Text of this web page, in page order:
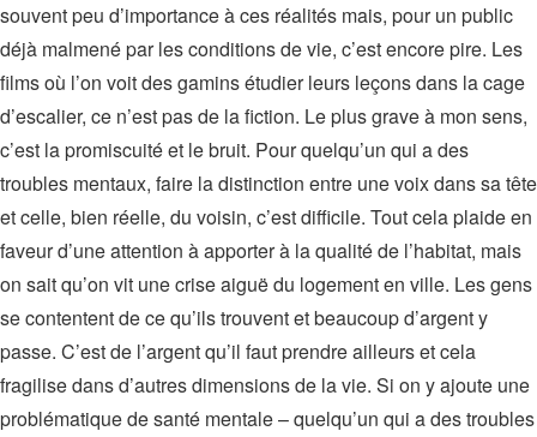
souvent peu d’importance à ces réalités mais, pour un public
déjà malmené par les conditions de vie, c’est encore pire. Les
films où l’on voit des gamins étudier leurs leçons dans la cage
d’escalier, ce n’est pas de la fiction. Le plus grave à mon sens,
c’est la promiscuité et le bruit. Pour quelqu’un qui a des
troubles mentaux, faire la distinction entre une voix dans sa tête
et celle, bien réelle, du voisin, c’est difficile. Tout cela plaide en
faveur d’une attention à apporter à la qualité de l’habitat, mais
on sait qu’on vit une crise aiguë du logement en ville. Les gens
se contentent de ce qu’ils trouvent et beaucoup d’argent y
passe. C’est de l’argent qu’il faut prendre ailleurs et cela
fragilise dans d’autres dimensions de la vie. Si on y ajoute une
problématique de santé mentale – quelqu’un qui a des troubles